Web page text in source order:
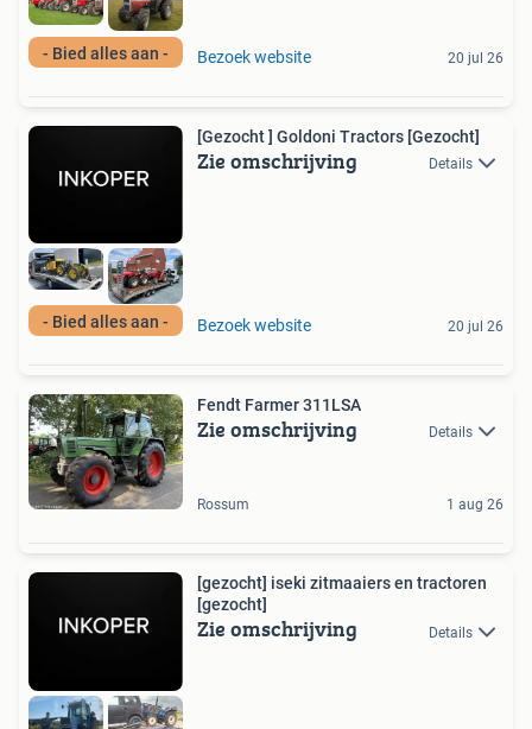
- Bied alles aan - Bezoek website 20 jul 26
- Bied alles aan -
[Gezocht ] Goldoni Tractors [Gezocht]
Zie omschrijving Details
Bezoek website 20 jul 26
Fendt Farmer 311LSA
Zie omschrijving Details
Rossum 1 aug 26
[gezocht] iseki zitmaaiers en tractoren
[gezocht]
Zie omschrijving Details